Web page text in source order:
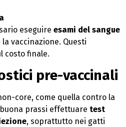
eseguire esami del sangue
vaccinazione. Questi
costo finale.
pre-vaccinali
core, come quella contro la
prassi effettuare test
, soprattutto nei gatti